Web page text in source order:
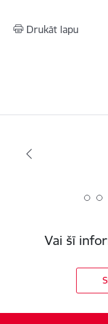
Drukāt lapu
Vai šī